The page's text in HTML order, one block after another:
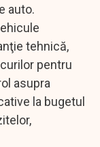
auto.
tehnică,
pentru
asupra
la bugetul